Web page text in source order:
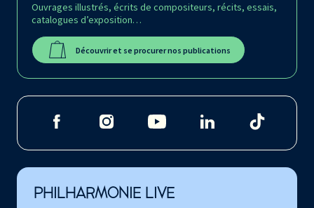
Ouvrages illustrés, écrits de compositeurs, récits, essais,
catalogues d’exposition…
Découvrir et se procurer nos publications
PHILHARMONIE LIVE